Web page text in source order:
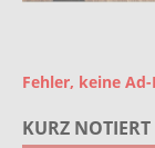
Fehler, keine
KURZ NOTIERT